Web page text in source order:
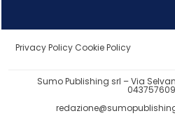
Privacy Policy Cookie Policy
Sumo Publishing srl – Via